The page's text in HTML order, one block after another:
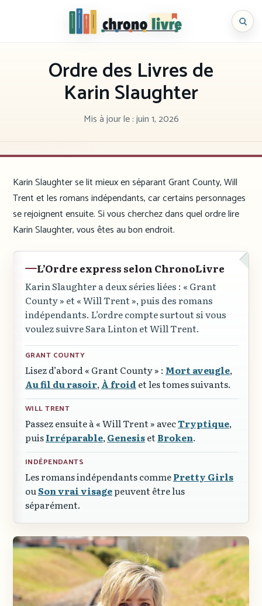
Chronolivre
Ordre des Livres de
Karin Slaughter
Mis à jour le :juin 1, 2026
Karin Slaughter se lit mieux en séparant Grant County, Will
Trent et les romans indépendants, car certains personnages
se rejoignent ensuite. Si vous cherchez dans quel ordre lire
Karin Slaughter, vous êtes au bon endroit.
L’Ordre express selon ChronoLivre
Karin Slaughter a deux séries liées : « Grant
County » et« Will Trent », puis des romans
indépendants. L’ordre compte surtout si vous
voulez suivre Sara Linton et Will Trent.
GRANT COUNTY
Lisez d’abord« Grant County » : Mort aveugle,
Au fil du rasoir,À froid et les tomes suivants.
WILL TRENT
Passez ensuite à« Will Trent » avecTryptique,
puisIrréparable,GenesisetBroken.
INDÉPENDANTS
Les romans indépendants commePretty Girls
ouSon vrai visagepeuvent être lus
séparément.